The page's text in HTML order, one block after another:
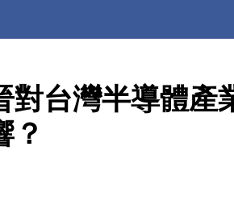
對台灣半導體產
？